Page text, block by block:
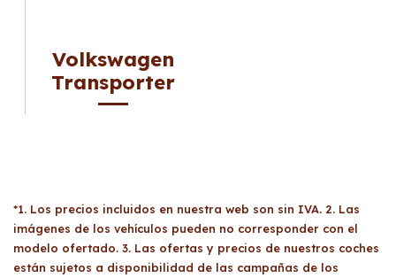
Volkswagen
Transporter
*1. Los precios incluidos en nuestra web son sin IVA. 2. Las
imágenes de los vehículos pueden no corresponder con el
modelo ofertado. 3. Las ofertas y precios de nuestros coches
están sujetos a disponibilidad de las campañas de los